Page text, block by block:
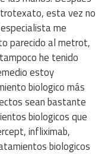
esta vez no
me
parecido al metrot,
he tenido
estoy
biologico más
sean bastante
biologicos que
infliximab,
biologicos